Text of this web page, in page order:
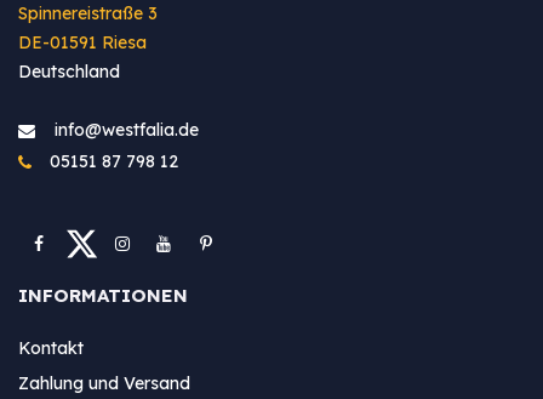
Spinnereistraße 3
DE-01591 Riesa
Deutschland
info@westfa​lia.de
05151 87 798 12
INFORMATIONEN
Kontakt
Zahlung und Versand